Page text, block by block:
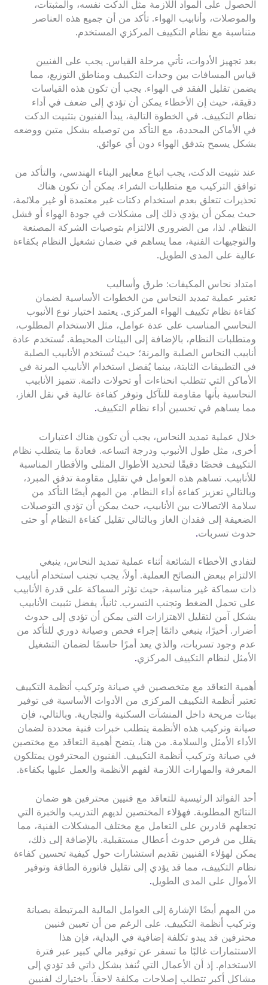
الحصول على المواد اللازمة مثل الدكت نفسه، والمثبتات،
والموصلات، وأنابيب الهواء. تأكد من أن جميع هذه العناصر
متناسبة مع نظام التكييف المركزي المستخدم.
بعد تجهيز الأدوات، تأتي مرحلة القياس. يجب على الفنيين
قياس المسافات بين وحدات التكييف ومناطق التوزيع، مما
يضمن تقليل الفقد في الهواء. يجب أن تكون هذه القياسات
دقيقة، حيث إن الأخطاء يمكن أن تؤدي إلى ضعف في أداء
نظام التكييف. في الخطوة التالية، يبدأ الفنيون بتثبيت الدكت
في الأماكن المحددة، مع التأكد من توصيله بشكل متين ووضعه
بشكل يسمح بتدفق الهواء دون أي عوائق.
عند تثبيت الدكت، يجب اتباع معايير البناء الهندسي، والتأكد من
توافق التركيب مع متطلبات الشراء. يمكن أن تكون هناك
تحذيرات تتعلق بعدم استخدام دكتات غير معتمدة أو غير ملائمة،
حيث يمكن أن يؤدي ذلك إلى مشكلات في جودة الهواء أو فشل
النظام. لذا، من الضروري الالتزام بتوصيات الشركة المصنعة
والتوجيهات الفنية، مما يساهم في ضمان تشغيل النظام بكفاءة
عالية على المدى الطويل.
امتداد نحاس المكيفات: طرق وأساليب
تعتبر عملية تمديد النحاس من الخطوات الأساسية لضمان
كفاءة نظام تكييف الهواء المركزي. يعتمد اختيار نوع الأنبوب
النحاسي المناسب على عدة عوامل، مثل الاستخدام المطلوب،
ومتطلبات النظام، بالإضافة إلى البيئات المحيطة. تُستخدم عادة
أنابيب النحاس الصلبة والمرنة؛ حيث تُستخدم الأنابيب الصلبة
في التطبيقات الثابتة، بينما يُفضل استخدام الأنابيب المرنة في
الأماكن التي تتطلب انحناءات أو تحولات دائمة. تتميز الأنابيب
النحاسية بأنها مقاومة للتآكل وتوفر كفاءة عالية في نقل الغاز،
مما يساهم في تحسين أداء نظام التكييف.
خلال عملية تمديد النحاس، يجب أن تكون هناك اعتبارات
أخرى، مثل طول الأنبوب ودرجة اتساعه. فعادةً ما يتطلب نظام
التكييف فحصًا دقيقًا لتحديد الأطوال المثلى والأقطار المناسبة
للأنابيب. تساهم هذه العوامل في تقليل مقاومة تدفق المبرد،
وبالتالي تعزيز كفاءة أداء النظام. من المهم أيضًا التأكد من
سلامة الاتصالات بين الأنابيب، حيث يمكن أن تؤدي التوصيلات
الضعيفة إلى فقدان الغاز وبالتالي تقليل كفاءة النظام أو حتى
حدوث تسربات.
لتفادي الأخطاء الشائعة أثناء عملية تمديد النحاس، ينبغي
الالتزام ببعض النصائح العملية. أولاً، يجب تجنب استخدام أنابيب
ذات سماكة غير مناسبة، حيث تؤثر السماكة على قدرة الأنابيب
على تحمل الضغط وتجنب التسرب. ثانياً، يفضل تثبيت الأنابيب
بشكل آمن لتقليل الاهتزازات التي يمكن أن تؤدي إلى حدوث
أضرار. أخيرًا، ينبغي دائمًا إجراء فحص وصيانة دوري للتأكد من
عدم وجود تسربات، والذي يعد أمرًا حاسمًا لضمان التشغيل
الأمثل لنظام التكييف المركزي.
أهمية التعاقد مع متخصصين في صيانة وتركيب أنظمة التكييف
تعتبر أنظمة التكييف المركزي من الأدوات الأساسية في توفير
بيئات مريحة داخل المنشآت السكنية والتجارية. وبالتالي، فإن
صيانة وتركيب هذه الأنظمة يتطلب خبرات فنية محددة لضمان
الأداء الأمثل والسلامة. من هنا، يتضح أهمية التعاقد مع مختصين
في صيانة وتركيب أنظمة التكييف. الفنيون المحترفون يمتلكون
المعرفة والمهارات اللازمة لفهم الأنظمة والعمل عليها بكفاءة.
أحد الفوائد الرئيسية للتعاقد مع فنيين محترفين هو ضمان
النتائج المطلوبة. فهؤلاء المختصين لديهم التدريب والخبرة التي
تجعلهم قادرين على التعامل مع مختلف المشكلات الفنية، مما
يقلل من فرص حدوث أعطال مستقبلية. بالإضافة إلى ذلك،
يمكن لهؤلاء الفنيين تقديم استشارات حول كيفية تحسين كفاءة
نظام التكييف، مما قد يؤدي إلى تقليل فاتورة الطاقة وتوفير
الأموال على المدى الطويل.
من المهم أيضًا الإشارة إلى العوامل المالية المرتبطة بصيانة
وتركيب أنظمة التكييف. على الرغم من أن تعيين فنيين
محترفين قد يبدو تكلفة إضافية في البداية، فإن هذا
الاستثمارات غالبًا ما تسفر عن توفير مالي كبير عبر فترة
الاستخدام. إذ أن الأعمال التي تُنفذ بشكل ذاتي قد تؤدي إلى
مشاكل أكبر تتطلب إصلاحات مكلفة لاحقاً. باختيارك لفنيين